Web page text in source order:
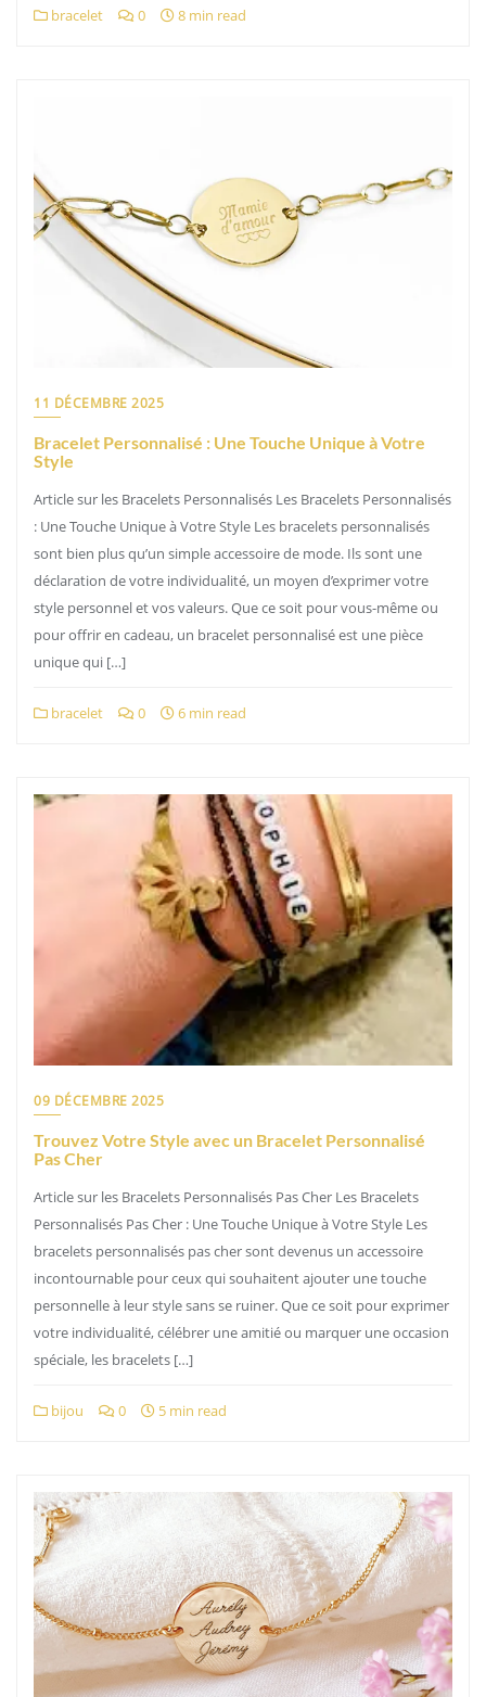
bracelet 0 8 min read
11 DÉCEMBRE 2025
Bracelet Personnalisé : Une Touche Unique à Votre
Style
Article sur les Bracelets Personnalisés Les Bracelets Personnalisés
: Une Touche Unique à Votre Style Les bracelets personnalisés
sont bien plus qu’un simple accessoire de mode. Ils sont une
déclaration de votre individualité, un moyen d’exprimer votre
style personnel et vos valeurs. Que ce soit pour vous-même ou
pour offrir en cadeau, un bracelet personnalisé est une pièce
unique qui […]
bracelet 0 6 min read
09 DÉCEMBRE 2025
Trouvez Votre Style avec un Bracelet Personnalisé
Pas Cher
Article sur les Bracelets Personnalisés Pas Cher Les Bracelets
Personnalisés Pas Cher : Une Touche Unique à Votre Style Les
bracelets personnalisés pas cher sont devenus un accessoire
incontournable pour ceux qui souhaitent ajouter une touche
personnelle à leur style sans se ruiner. Que ce soit pour exprimer
votre individualité, célébrer une amitié ou marquer une occasion
spéciale, les bracelets […]
bijou 0 5 min read